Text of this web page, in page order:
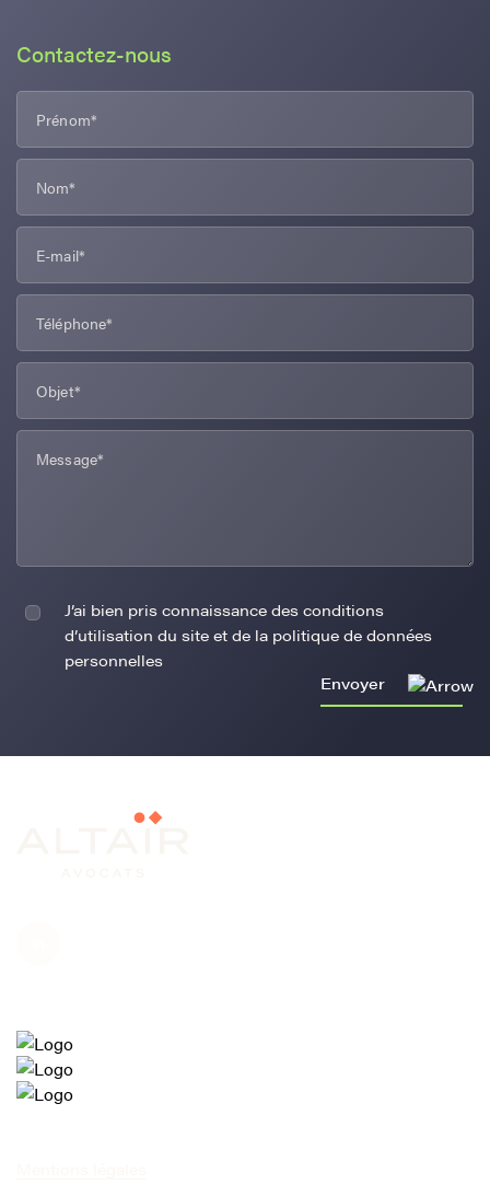
Contactez-nous
J’ai bien pris connaissance des conditions
d’utilisation du site et de la politique de données
personnelles
Envoyer